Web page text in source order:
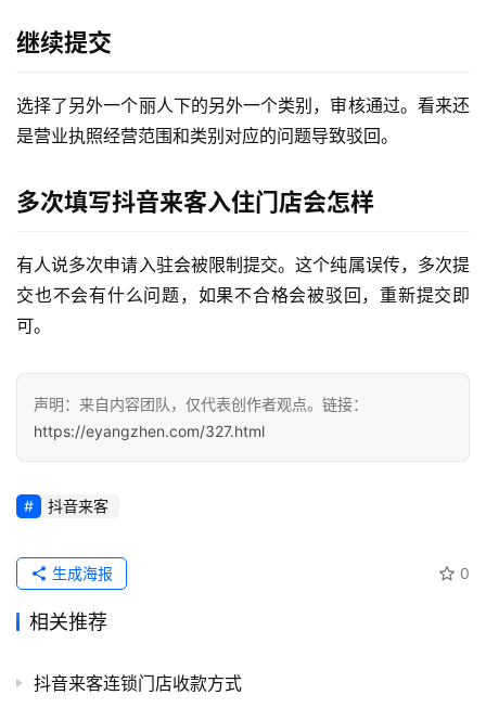
软
应
用
服
务
目
A
提
示
词
开
源
码
常
链
继续提交
选择了另外一个丽人下的另外一个类别，审核通过。看来还
是营业执照经营范围和类别对应的问题导致驳回。
多次填写抖音来客入住门店会怎样
有人说多次申请入驻会被限制提交。这个纯属误传，多次提
交也不会有什么问题，如果不合格会被驳回，重新提交即
可。
声明：来自内容团队，仅代表创作者观点。链接：
https://eyangzhen.com/327.html
抖音来客
0
生成海报
相关推荐
抖音来客连锁门店收款方式